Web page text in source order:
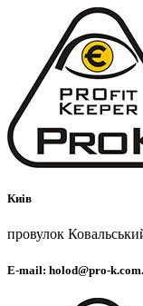
Киів
провулок
E-mail: holod@pro-